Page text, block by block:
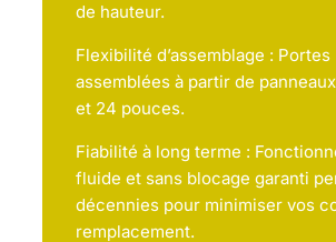
de hauteur.
Flexibilité d’assemblage : Portes
assemblées à partir de panneaux
et 24 pouces.
Fiabilité à long terme :
fluide et sans blocage garanti
décennies pour minimiser vos
remplacement.